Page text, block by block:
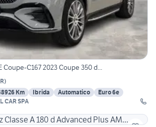
C167 2023 Coupe 350 d...
)
Km Ibrida Automatico
Euro 6e
CAR SPA